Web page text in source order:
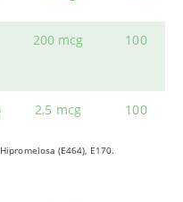
200 mcg 100
2,5 mcg 100
(E464), E170.